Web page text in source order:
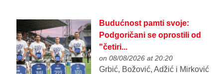
Budućnost pamti svoje:
Podgoričani se oprostili od
"četiri...
on 08/08/2026 at 20:20
Grbić, Božović, Adžić i Mirković